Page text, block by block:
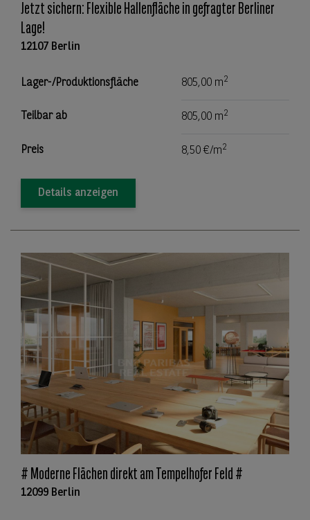
Jetzt sichern: Flexible Hallenfläche in gefragter Berliner
Lage!
12107 Berlin
Lager-/Produktionsfläche 805,00 m2
Teilbar ab 805,00 m2
Preis 8,50 €/m2
Details anzeigen
# Moderne Flächen direkt am Tempelhofer Feld #
12099 Berlin